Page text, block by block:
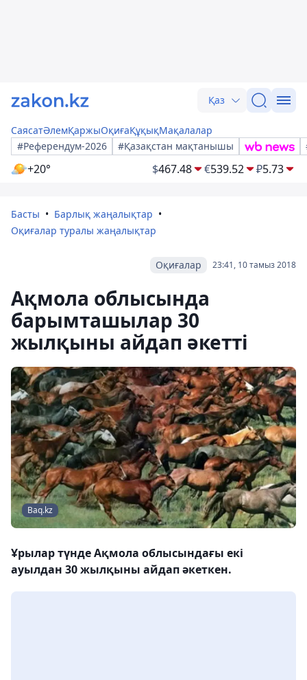
Қаз
СаясатӘлемҚаржыОқиғаҚұқықМақалалар
#Референдум-2026
#Қазақстан мақтанышы
+20° $467.48 €539.52 ₽5.73
Басты
Барлық жаңалықтар
Оқиғалар туралы жаңалықтар
23:41, 10 тамыз 2018
Оқиғалар
Ақмола облысында
барымташылар 30
жылқыны айдап әкетті
Baq.kz
Ұрылар түнде Ақмола облысындағы екі
ауылдан 30 жылқыны айдап әкеткен.